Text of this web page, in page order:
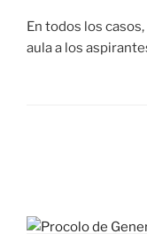
En todos los
aula a los